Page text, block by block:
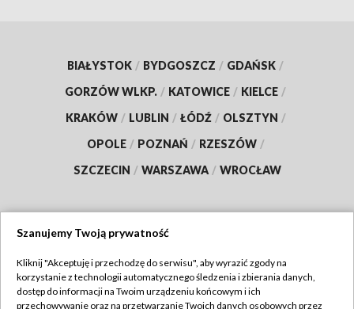
BIAŁYSTOK / BYDGOSZCZ / GDAŃSK /
GORZÓW WLKP. / KATOWICE / KIELCE /
KRAKÓW / LUBLIN / ŁÓDŹ / OLSZTYN /
OPOLE / POZNAŃ / RZESZÓW /
SZCZECIN / WARSZAWA / WROCŁAW
TVP
Szanujemy Twoją prywatność
Kliknij "Akceptuję i przechodzę do serwisu", aby wyrazić zgody na
korzystanie z technologii automatycznego śledzenia i zbierania danych,
dostęp do informacji na Twoim urządzeniu końcowym i ich
przechowywanie oraz na przetwarzanie Twoich danych osobowych przez